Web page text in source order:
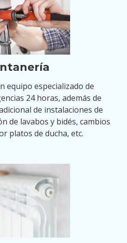
equipo especializado de
24 horas, además de
de instalaciones de
de lavabos y bidés, cambios
platos de ducha, etc.